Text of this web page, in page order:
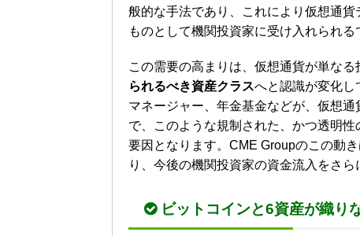
般的な手法であり、これにより仮想通
ものとして機関投資家に受け入れられる
この需要の高まりは、仮想通貨が単なる
られるべき資産クラスへと認識が変化し
マネージャー、年金基金などが、仮想
で、このような規制された、かつ透明
要因となります。CME Groupのこの動
り、今後の機関投資家の資金流入をさら
ビットコインと6資産が織り